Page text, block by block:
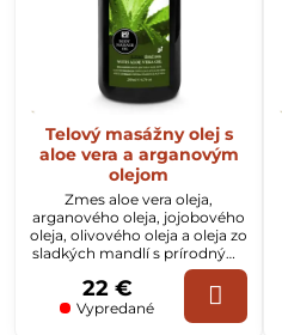
Telový masážny olej s
aloe vera a arganovým
olejom
Zmes aloe vera oleja,
arganového oleja, jojobového
oleja, olivového oleja a oleja zo
sladkých mandlí s prírodnými
bylinkami a ďalšími
esenciálnymi olejmi. Tento
masážny olej funguje ako
výborný stimulátor krvného
Vypredané
22 €